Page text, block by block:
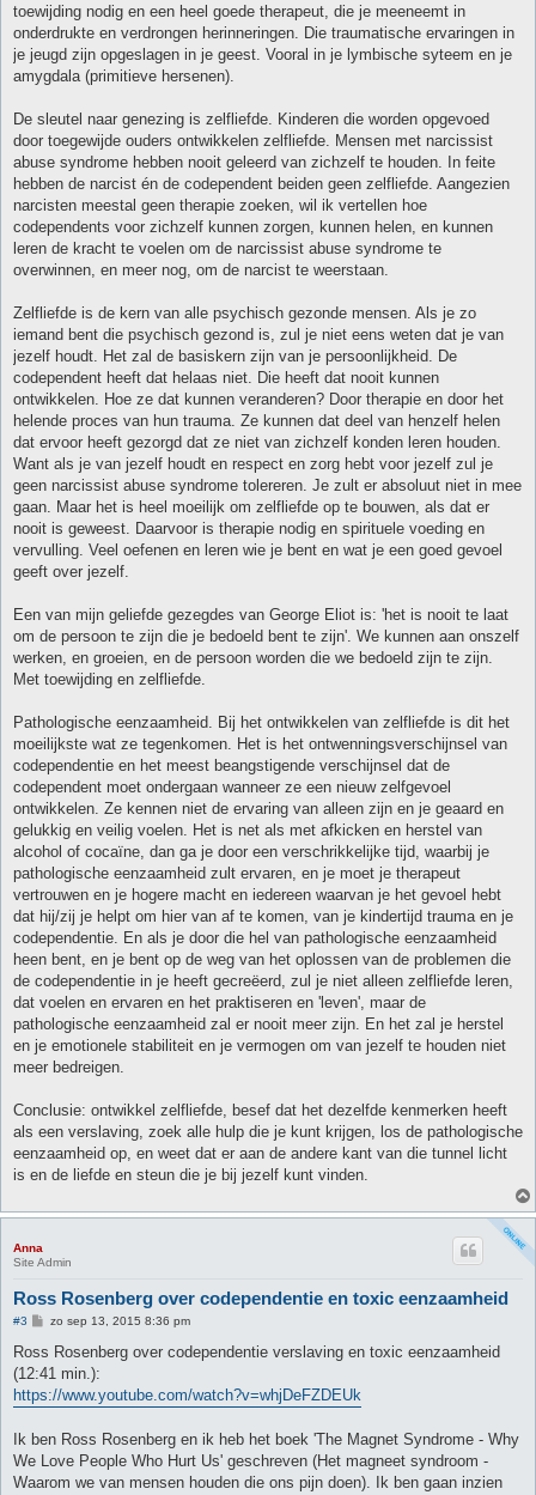
toewijding nodig en een heel goede therapeut, die je meeneemt in
onderdrukte en verdrongen herinneringen. Die traumatische ervaringen in
je jeugd zijn opgeslagen in je geest. Vooral in je lymbische syteem en je
amygdala (primitieve hersenen).
De sleutel naar genezing is zelfliefde. Kinderen die worden opgevoed
door toegewijde ouders ontwikkelen zelfliefde. Mensen met narcissist
abuse syndrome hebben nooit geleerd van zichzelf te houden. In feite
hebben de narcist én de codependent beiden geen zelfliefde. Aangezien
narcisten meestal geen therapie zoeken, wil ik vertellen hoe
codependents voor zichzelf kunnen zorgen, kunnen helen, en kunnen
leren de kracht te voelen om de narcissist abuse syndrome te
overwinnen, en meer nog, om de narcist te weerstaan.
Zelfliefde is de kern van alle psychisch gezonde mensen. Als je zo
iemand bent die psychisch gezond is, zul je niet eens weten dat je van
jezelf houdt. Het zal de basiskern zijn van je persoonlijkheid. De
codependent heeft dat helaas niet. Die heeft dat nooit kunnen
ontwikkelen. Hoe ze dat kunnen veranderen? Door therapie en door het
helende proces van hun trauma. Ze kunnen dat deel van henzelf helen
dat ervoor heeft gezorgd dat ze niet van zichzelf konden leren houden.
Want als je van jezelf houdt en respect en zorg hebt voor jezelf zul je
geen narcissist abuse syndrome tolereren. Je zult er absoluut niet in mee
gaan. Maar het is heel moeilijk om zelfliefde op te bouwen, als dat er
nooit is geweest. Daarvoor is therapie nodig en spirituele voeding en
vervulling. Veel oefenen en leren wie je bent en wat je een goed gevoel
geeft over jezelf.
Een van mijn geliefde gezegdes van George Eliot is: 'het is nooit te laat
om de persoon te zijn die je bedoeld bent te zijn'. We kunnen aan onszelf
werken, en groeien, en de persoon worden die we bedoeld zijn te zijn.
Met toewijding en zelfliefde.
Pathologische eenzaamheid. Bij het ontwikkelen van zelfliefde is dit het
moeilijkste wat ze tegenkomen. Het is het ontwenningsverschijnsel van
codependentie en het meest beangstigende verschijnsel dat de
codependent moet ondergaan wanneer ze een nieuw zelfgevoel
ontwikkelen. Ze kennen niet de ervaring van alleen zijn en je geaard en
gelukkig en veilig voelen. Het is net als met afkicken en herstel van
alcohol of cocaïne, dan ga je door een verschrikkelijke tijd, waarbij je
pathologische eenzaamheid zult ervaren, en je moet je therapeut
vertrouwen en je hogere macht en iedereen waarvan je het gevoel hebt
dat hij/zij je helpt om hier van af te komen, van je kindertijd trauma en je
codependentie. En als je door die hel van pathologische eenzaamheid
heen bent, en je bent op de weg van het oplossen van de problemen die
de codependentie in je heeft gecreëerd, zul je niet alleen zelfliefde leren,
dat voelen en ervaren en het praktiseren en 'leven', maar de
pathologische eenzaamheid zal er nooit meer zijn. En het zal je herstel
en je emotionele stabiliteit en je vermogen om van jezelf te houden niet
meer bedreigen.
Conclusie: ontwikkel zelfliefde, besef dat het dezelfde kenmerken heeft
als een verslaving, zoek alle hulp die je kunt krijgen, los de pathologische
eenzaamheid op, en weet dat er aan de andere kant van die tunnel licht
is en de liefde en steun die je bij jezelf kunt vinden.
Anna
Site Admin
Ross Rosenberg over codependentie en toxic eenzaamheid
#3
B
r
c
h
t
zo sep 13, 2015 8:36 pm
Ross Rosenberg over codependentie verslaving en toxic eenzaamheid
(12:41 min.):
https://www.youtube.com/watch?v=whjDeFZDEUk
Ik ben Ross Rosenberg en ik heb het boek 'The Magnet Syndrome - Why
We Love People Who Hurt Us' geschreven (Het magneet syndroom -
Waarom we van mensen houden die ons pijn doen). Ik ben gaan inzien